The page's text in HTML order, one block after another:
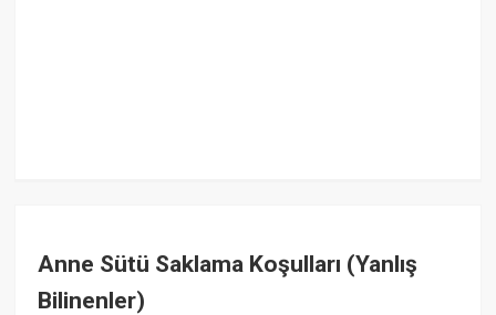
Anne Sütü Saklama Koşulları (Yanlış
Bilinenler)